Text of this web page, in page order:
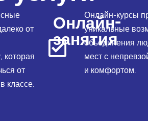
от
которая
от
классе.
Онлайн-
занятия
Онлайн-курсы
уникальные
объединения
мест с
и комфортом.